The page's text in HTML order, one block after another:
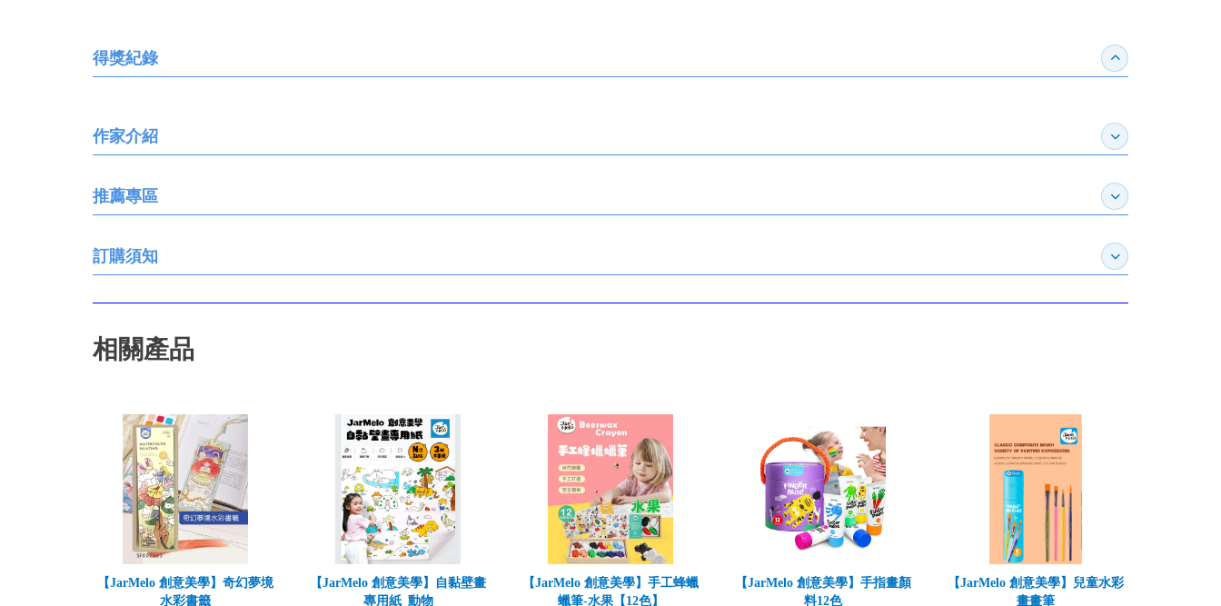
得獎紀錄 收合得獎紀錄
作家介紹 展開作家介紹
推薦專區 展開推薦專區
訂購須知 展開訂購須知
相關產品
【JarMelo 創意美學】奇幻夢境
水彩書籤
【JarMelo 創意美學】自黏壁畫
專用紙_動物
【JarMelo 創意美學】手工蜂蠟
蠟筆-水果【12色】
【JarMelo 創意美學】手指畫顏
料12色
【JarMelo 創意美學】兒童水彩
畫畫筆